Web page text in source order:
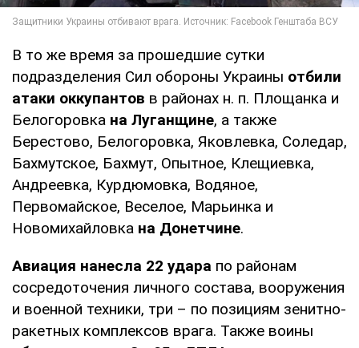
В то же время за прошедшие сутки
подразделения Сил обороны Украины отбили
атаки оккупантов в районах н. п. Площанка и
Белогоровка на Луганщине, а также
Берестово, Белогоровка, Яковлевка, Соледар,
Бахмутское, Бахмут, Опытное, Клещиевка,
Андреевка, Курдюмовка, Водяное,
Первомайское, Веселое, Марьинка и
Новомихайловка на Донетчине.
Авиация нанесла 22 удара по районам
сосредоточения личного состава, вооружения
и военной техники, три – по позициям зенитно-
ракетных комплексов врага. Также воины